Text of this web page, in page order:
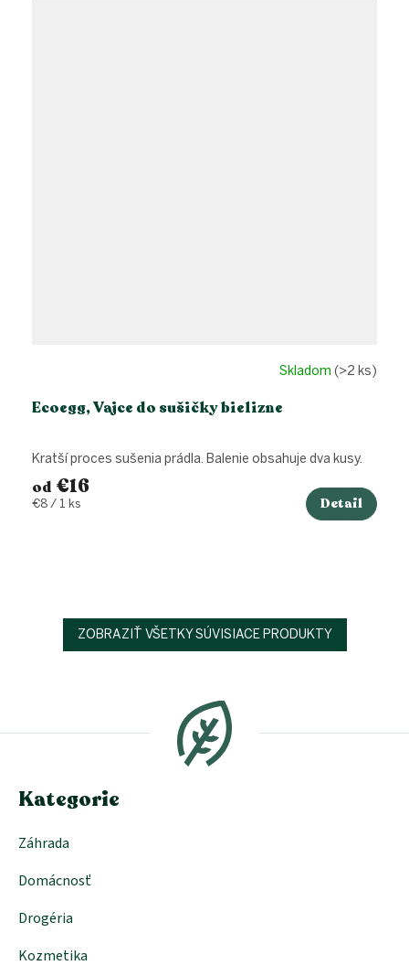
Ecoegg, Vajce do sušičky bielizne
Skladom (>2 ks)
od €16
Jednotková
€8 / 1 ks Detail
Kratší proces sušenia prádla. Balenie obsahuje dva kusy.
ZOBRAZIŤ VŠETKY SÚVISIACE PRODUKTY
ä
Kategorie
Záhrada
Domácnosť
Drogéria
Kozmetika